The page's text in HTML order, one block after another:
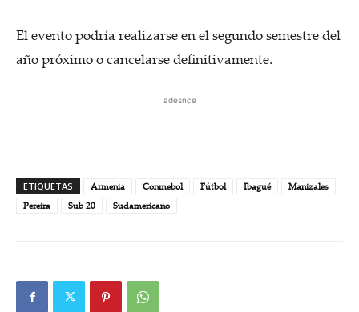
El evento podría realizarse en el segundo semestre del
año próximo o cancelarse definitivamente.
adesnce
ETIQUETAS Armenia Conmebol Fútbol Ibagué
Manizales
Pereira
Sub 20 Sudamericano